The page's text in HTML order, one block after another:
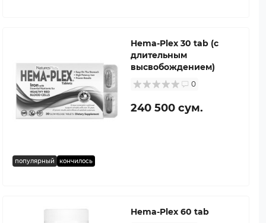
популярный кончилось
Hema-Plex 30 tab (с
длительным
высвобождением)
0
240 500 сум.
Hema-Plex 60 tab